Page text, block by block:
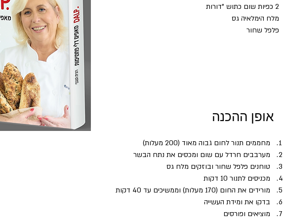
2 כפיות שום כתוש "דורות
מלח הימלאיה גס
פלפל שחור
אופן ההכנה
מחממים תנור לחום גבוה מאוד (200 מעלות)
מערבבים חרדל עם שום ומכסים את נתח הבשר
טוחנים פלפל שחור ובוזקים מלח גס
מכניסים לתנור 10 דקות
מורידים את החום (170 מעלות) וממשיכים עד 40 דקות
בדקו את ומידת העשייה
מוציאים ופורסים